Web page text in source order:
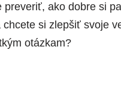
preveriť, ako dobre si
si zlepšiť svoje
otázkam?